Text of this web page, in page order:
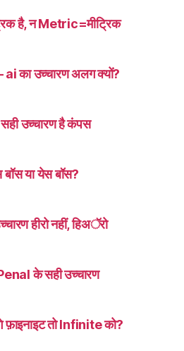
है, न Metric=मीट्रिक
का उच्चारण अलग क्यों?
उच्चारण है कंपस
या येस बॉस?
हीरो नहीं, हिअॅरो
के सही उच्चारण
तो Infinite को?